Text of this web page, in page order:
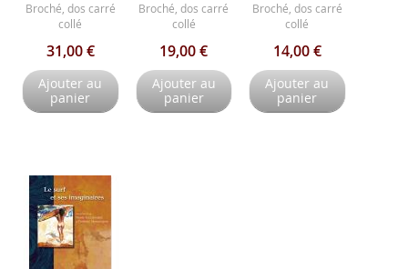
Broché, dos carré
collé
31,00 €
Ajouter au
panier
Broché, dos carré
collé
19,00 €
Ajouter au
panier
Broché, dos carré
collé
14,00 €
Ajouter au
panier